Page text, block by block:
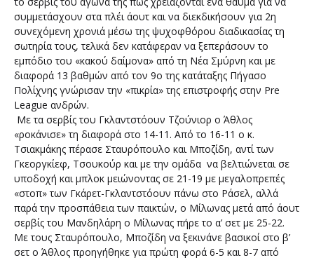
συμμετάσχουν στα πλέι άουτ και να διεκδικήσουν για 2η
συνεχόμενη χρονιά μέσω της ψυχοφθόρου διαδικασίας τη
σωτηρία τους, τελικά δεν κατάφεραν να ξεπεράσουν το
εμπόδιο του «κακού δαίμονα» από τη Νέα Σμύρνη και με
διαφορά 13 βαθμών από τον 9ο της κατάταξης Πήγασο
Πολίχνης γνώρισαν την «πικρία» της επιστροφής στην Pre
League ανδρών.
Με τα σερβίς του Γκλαντστόουν Τζούνιορ ο Άθλος
«ροκάνισε» τη διαφορά στο 14-11. Από το 16-11 ο κ.
Τσιακμάκης πέρασε Σταυρόπουλο και Μποζίδη, αντί των
Γκεοργκίεφ, Τσουκούρ και με την ομάδα να βελτιώνεται σε
υποδοχή και μπλοκ μειώνοντας σε 21-19 με μεγαλοπρεπές
«στοπ» των Γκάρετ-Γκλαντστόουν πάνω στο Ράσελ, αλλά
παρά την προσπάθεια των παικτών, ο Μίλωνας μετά από άουτ
σερβίς του Μανδηλάρη ο Μίλωνας πήρε το α’ σετ με 25-22.
Με τους Σταυρόπουλο, Μποζίδη να ξεκινάνε βασικοί στο β’
σετ ο Άθλος προηγήθηκε για πρώτη φορά 6-5 και 8-7 από